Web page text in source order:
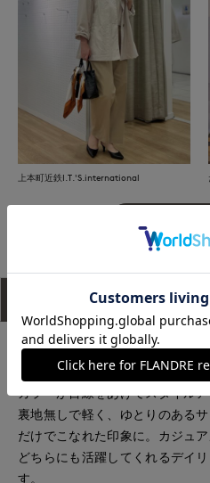
上本町近鉄I.T.'S.international
アイテム説明 サイズ
■デザイン
ヒップが隠れる丈感のコート。
カラーが目線をあげてスタイル
裏地無しで軽く、ゆとりのある
だけでこなれた印象に。カジュ
どちらにも活躍してくれるデイ
す。